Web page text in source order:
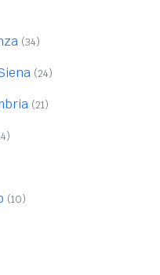
(34)
(24)
(21)
(10)